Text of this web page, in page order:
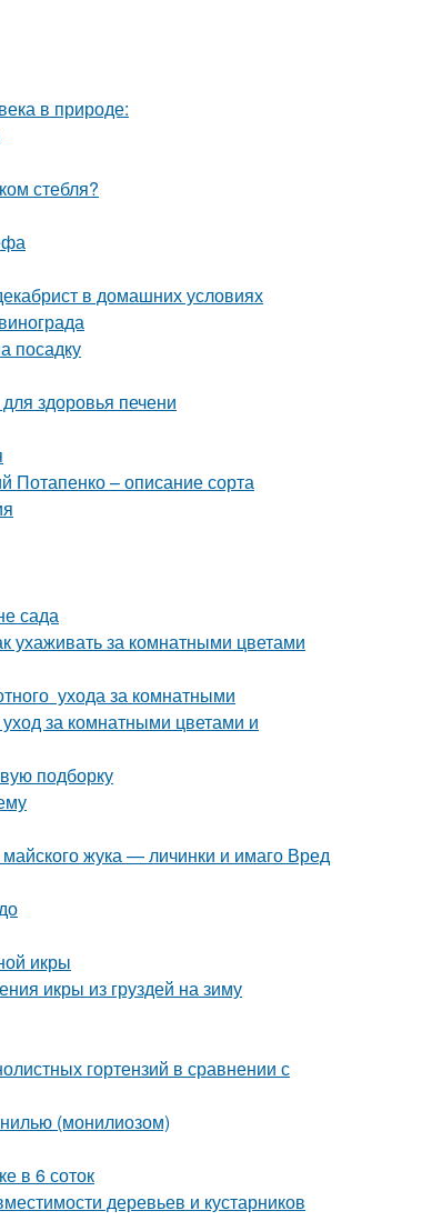
в природе:
стебля?
в домашних условиях
посадку
здоровья печени
Потапенко – описание сорта
сада
ухаживать за комнатными цветами
ухода за комнатными
за комнатными цветами и
подборку
жука — личинки и имаго Вред
икры
икры из груздей на зиму
гортензий в сравнении с
(монилиозом)
в 6 соток
деревьев и кустарников